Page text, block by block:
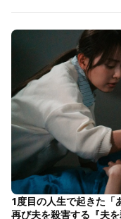
1度目の人生で起きた「
再び夫を殺害する『夫